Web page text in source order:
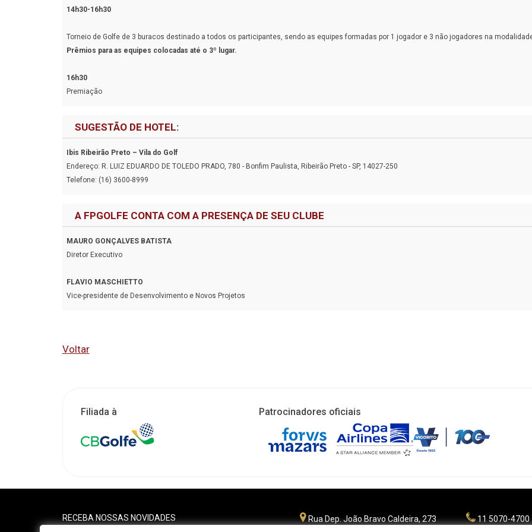
14h30-16h30
Torneio de Golfe de 3 buracos destinado a todos os participantes, sendo as equipes formadas por 1 jogador e 3 não jogadores na
Prêmios para as equipes colocadas até o 3º lugar.
16h30
Premiação
SUGESTÃO DE HOTEL:
Ibis Ribeirão Preto – Vila do Golf
Endereço: R. LUIZ EDUARDO DE TOLEDO PRADO, 780 - Bonfim Paulista, Ribeirão Preto - SP, 14027-250
Telefone: (16) 3600-8999
A FPGOLFE CONTA COM A PRESENÇA DE SEU CLUBE
MAURO GONÇALVES BATISTA
Diretor Executivo
FLAVIO MASCHIETTO
Vice-presidente de Desenvolvimento e Novos Projetos
Voltar
Filiada à Patrocinadores oficiais
RECEBA NOSSAS NOVIDADES
Rua Dep. João Bravo Caldeira, 273
11 5070-4700